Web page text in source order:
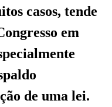
casos, tende
em
de uma lei.